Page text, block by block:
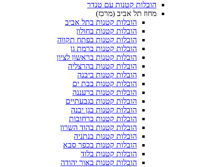
הובלות קטנות עם טנדר
מחוז תל אביב (מרכז)
הובלות קטנות בתל אביב
הובלות קטנות בחולון​
הובלות קטנות בפתח תקווה
הובלות קטנות ברמת גן
הובלות קטנות בראשון לציון
הובלות קטנות בהרצליה
הובלות קטנות ביבנה
הובלות קטנות בבת ים
הובלות קטנות ברעננה
הובלות קטנות בגבעתיים
הובלות קטנות בגן יבנה
הובלות קטנות ברחובות
הובלות קטנות בהוד השרון
הובלות קטנות בנתניה
הובלות קטנות בכפר סבא
הובלות קטנות בלוד
הובלות קטנות באור יהודה